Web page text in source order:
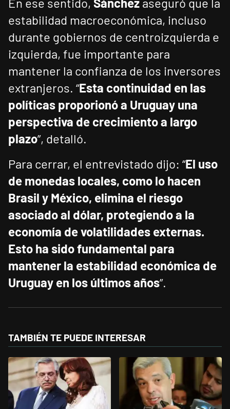
estabilidad macroeconómica, incluso
durante gobiernos de centroizquierda e
izquierda, fue importante para
mantener la confianza de los inversores
extranjeros. “Esta continuidad en las
políticas proporionó a Uruguay una
perspectiva de crecimiento a largo
plazo”, detalló.
Para cerrar, el entrevistado dijo: “El uso
de monedas locales, como lo hacen
Brasil y México, elimina el riesgo
asociado al dólar, protegiendo a la
economía de volatilidades externas.
Esto ha sido fundamental para
mantener la estabilidad económica de
Uruguay en los últimos años”.
TAMBIÉN TE PUEDE INTERESAR